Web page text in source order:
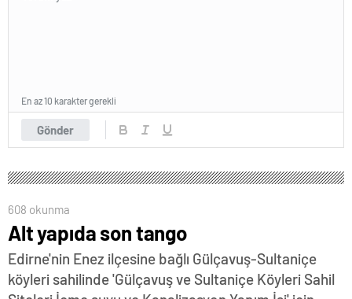
Gönder
En az 10 karakter gerekli
608 okunma
Alt yapıda son tango
Edirne'nin Enez ilçesine bağlı Gülçavuş-Sultaniçe
köyleri sahilinde 'Gülçavuş ve Sultaniçe Köyleri Sahil